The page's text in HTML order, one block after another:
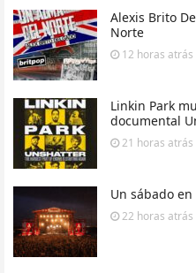
Alexis Brito
Norte
12 horas atrás
Linkin Park
documental
21 horas atrás
Un sábado
22 horas atrás